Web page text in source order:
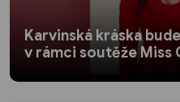
Karvinská kráska
v rámci soutěže Miss